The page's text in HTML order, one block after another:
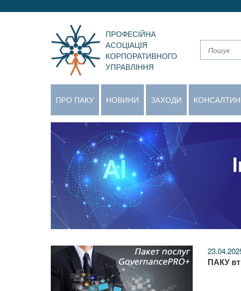
ПРОФЕСІЙНА
АСОЦІАЦІЯ
КОРПОРАТИВНОГО
УПРАВЛІННЯ
ПРО ПАКУ НОВИНИ ЗАХОДИ
ПАКУ